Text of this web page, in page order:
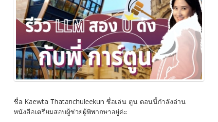
ชื่อ Kaewta Thatanchuleekun ชื่อเล่น ตูน ตอนนี้กำลังอ่าน
หนังสือเตรียมสอบผู้ช่วยผู้พิพากษาอยู่ค่ะ